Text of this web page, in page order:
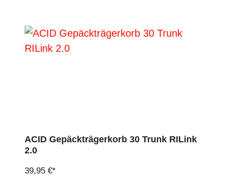
ACID Gepäckträgerkorb 30 Trunk RILink
2.0
39,95 €*